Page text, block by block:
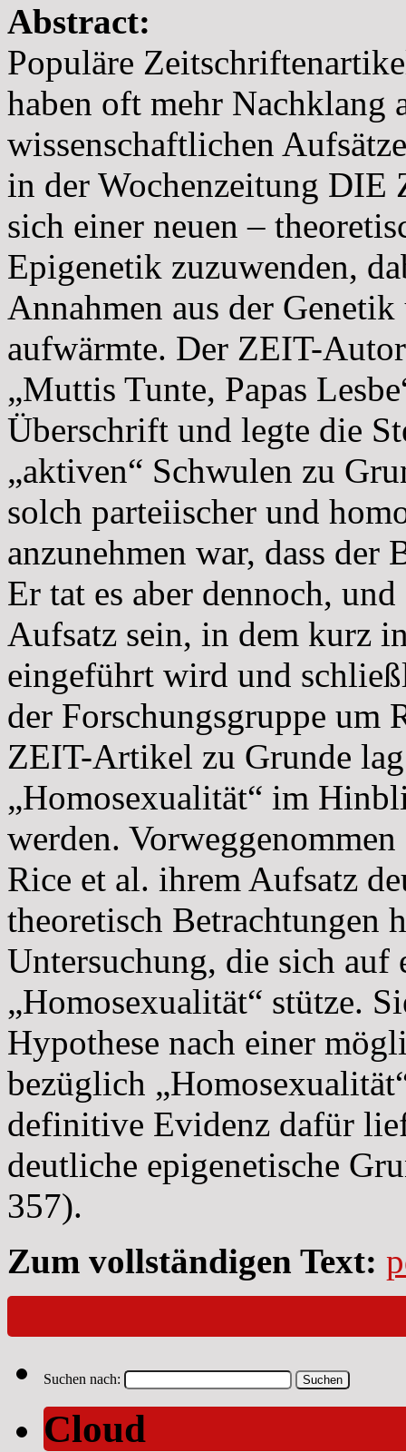
Abstract:
Populäre
haben oft mehr Nachklang
wissenschaftlichen
in der Wochenzeitung DIE
sich einer neuen –
Epigenetik zuzuwenden,
Annahmen aus der
aufwärmte. Der ZEIT-
„Muttis Tunte, Papas
Überschrift und legte die
„aktiven“ Schwulen zu
solch parteiischer und
anzunehmen war, dass
Er tat es aber dennoch,
Aufsatz sein, in dem kurz
eingeführt wird und
der Forschungsgruppe um
ZEIT-Artikel zu Grunde
„Homosexualität“ im
werden.
Rice et al. ihrem Aufsatz
theoretisch Betrachtungen
Untersuchung, die sich auf
„Homosexualität“ stütze.
Hypothese nach einer
bezüglich
definitive Evidenz dafür
deutliche epigenetische
357).
Zum vollständigen Text:
Suchen nach:
Cloud